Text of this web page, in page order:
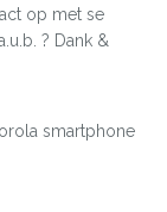
op met se
? Dank &
smartphone